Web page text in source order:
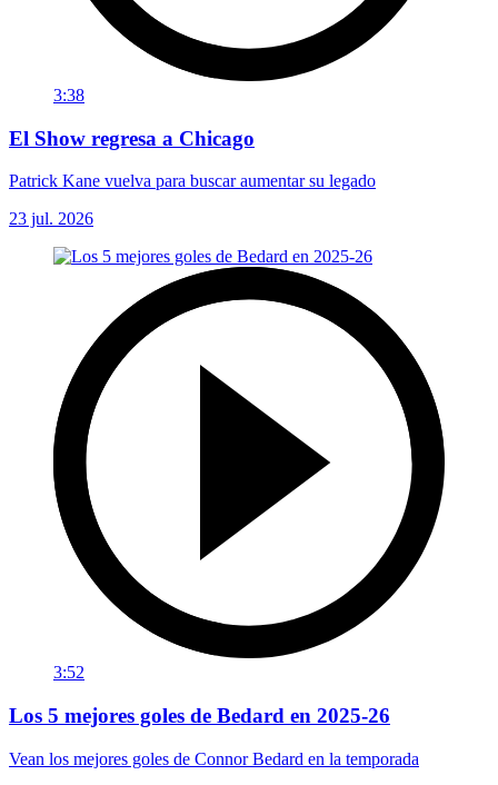
3:38
El Show regresa a Chicago
Patrick Kane vuelva para buscar aumentar su legado
23 jul. 2026
3:52
Los 5 mejores goles de Bedard en 2025-26
Vean los mejores goles de Connor Bedard en la temporada